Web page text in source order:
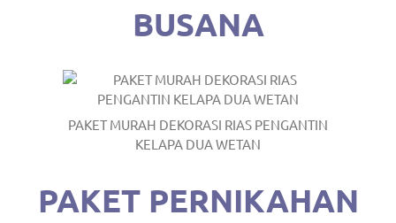
https://www.domainwatches.com
visit
BUSANA
PAKET MURAH DEKORASI RIAS PENGANTIN
KELAPA DUA WETAN
PAKET PERNIKAHAN